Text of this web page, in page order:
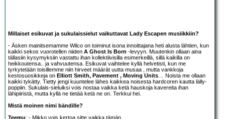
Millaiset esikuvat ja sukulaissielut vaikuttavat Lady Escapen musiikkiin?
- Äsken mainitsemamme Wilco on toiminut isona innoittajana heti alusta lähtien, kun
kaikki sekos vuorotellen niiden A Ghost Is Born -levyyn. Muutenkin ollaan aina
tällasiin kysymyksiin vastattu ihan kollektiivisilla esimerkeillä, sillä kaikilla on
heikkoutensa.. ja vahvuutensa. Esikuvat vaihtelee kyllä helvetisti, kun me
tyrkytetään toisillemme niin hirveet määrät uutta musaa , mutta vankkoja
kestosuosikkeja on Elliott Smith, Pavement , Moving Units… Noista me ollaan
kaikki tykätty. Tietty jengi kuuntelee lähes kaikkea noisesta hardcoren kautta lälly-
poppiin. Sukulais-sieluiksi vois nostaa vaikka ketä hauskoja kavereita ihan
lähipiiristä, mutta kyllä ne tietää ketä ne on. Terkkui hei.
Mistä moinen nimi bändille?
Teemu: - Mikko vois kertoa sitte vaikka tämän.